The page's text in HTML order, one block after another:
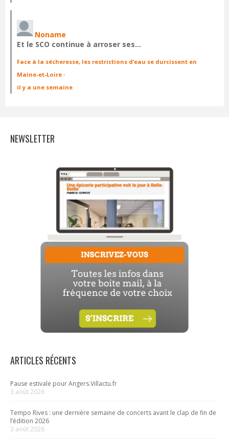
Noname
Et le SCO continue à arroser ses…
Face à la sécheresse, les restrictions d’eau se durcissent en
Maine-et-Loire ·
il y a une semaine
NEWSLETTER
ARTICLES RÉCENTS
Pause estivale pour Angers.Villactu.fr
3 août 2026
Tempo Rives : une dernière semaine de concerts avant le clap de fin de
l’édition 2026
3 août 2026